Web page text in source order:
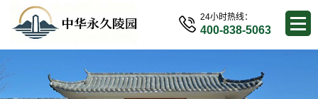
24小时热线：
400-838-5063